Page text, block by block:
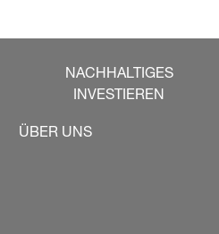
NACHHALTIGES
INVESTIEREN
ÜBER UNS